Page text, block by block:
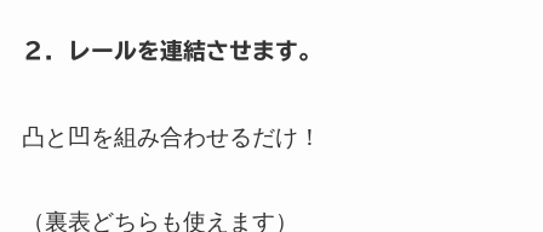
２．レールを連結させます。
凸と凹を組み合わせるだけ！
（裏表どちらも使えます）